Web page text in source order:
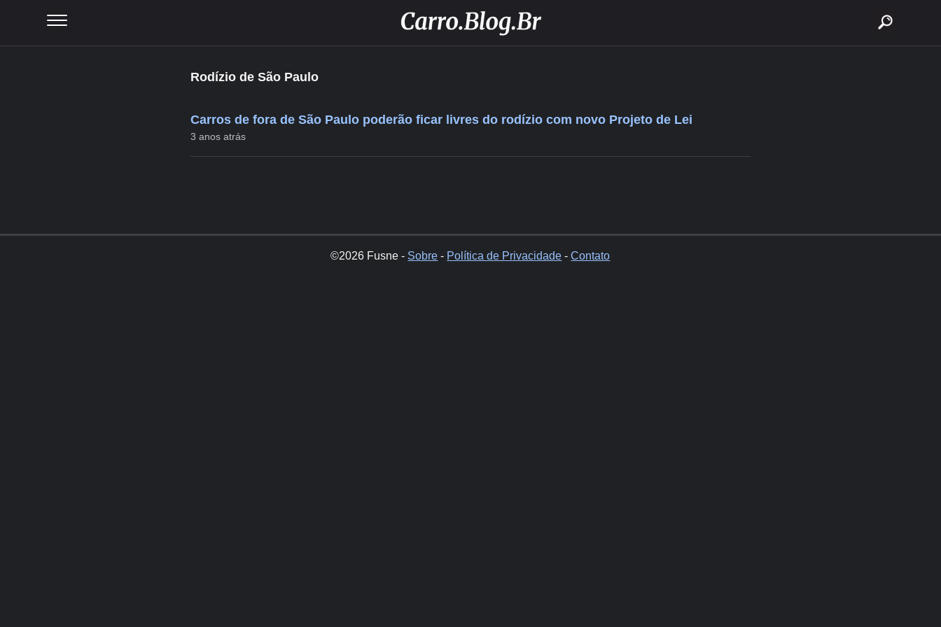
Rodízio de São Paulo
Carros de fora de São Paulo poderão ficar livres do rodízio com novo Projeto de Lei
3 anos atrás
©2026 Fusne - Sobre - Política de Privacidade -Contato